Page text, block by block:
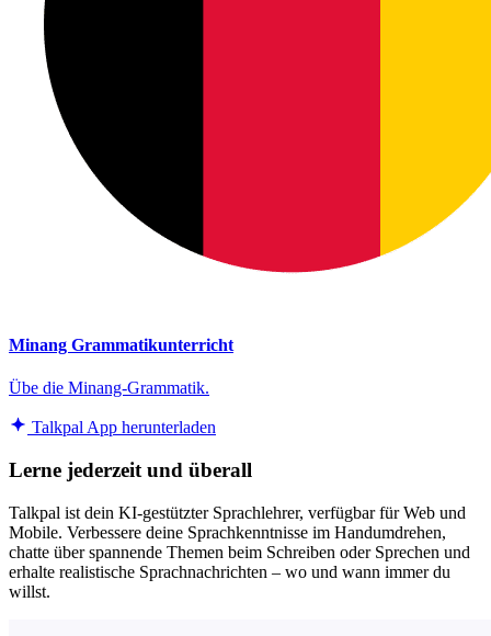
Minang Grammatikunterricht
Übe die Minang-Grammatik.
Talkpal App herunterladen
Lerne jederzeit und überall
Talkpal ist dein KI-gestützter Sprachlehrer, verfügbar für Web und
Mobile. Verbessere deine Sprachkenntnisse im Handumdrehen,
chatte über spannende Themen beim Schreiben oder Sprechen und
erhalte realistische Sprachnachrichten – wo und wann immer du
willst.